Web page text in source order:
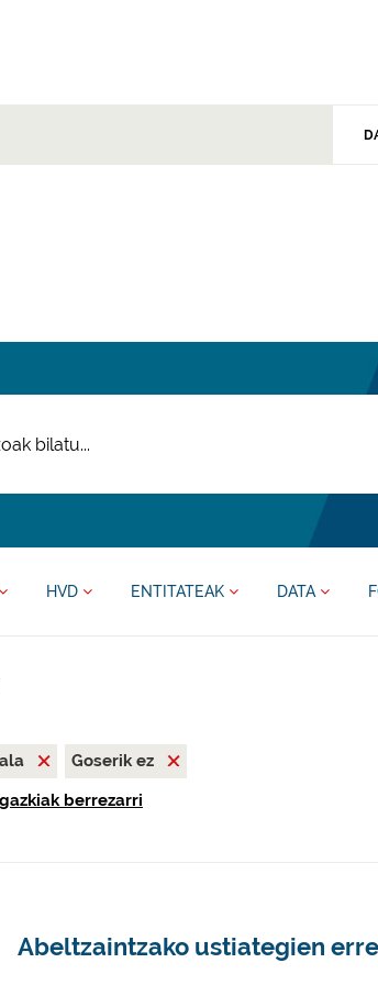
HVD ENTITATEAK DATA
Goserik ez
berrezarri
Abeltzaintzako ustiategien